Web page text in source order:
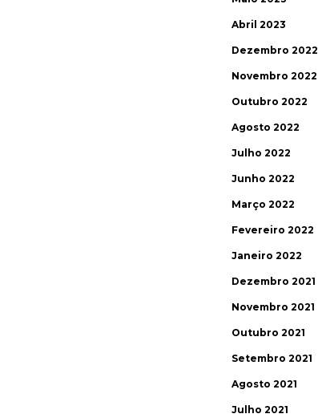
Abril 2023
Dezembro 2022
Novembro 2022
Outubro 2022
Agosto 2022
Julho 2022
Junho 2022
Março 2022
Fevereiro 2022
Janeiro 2022
Dezembro 2021
Novembro 2021
Outubro 2021
Setembro 2021
Agosto 2021
Julho 2021